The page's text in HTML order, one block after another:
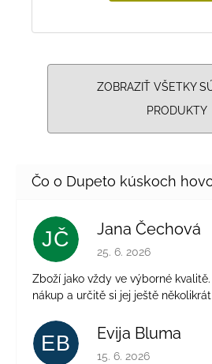
ZOBRAZIŤ VŠETKY
PRODUKTY
JČ Jana Čechová
Hodnotenie obchodu
25. 6. 2026
Zboží jako vždy ve výborné
nákup a určitě si jej ještě
EB Evija Bluma
Hodnotenie obchodu
15. 6. 2026